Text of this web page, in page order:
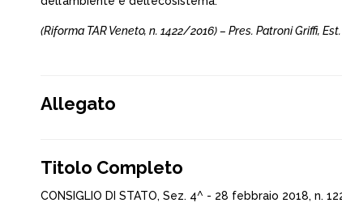
(Riforma TAR Veneto, n. 1422/2016) – Pres. Patroni Griffi,
Allegato
Titolo Completo
CONSIGLIO DI STATO, Sez. 4^ - 28 febbraio 2018, n.